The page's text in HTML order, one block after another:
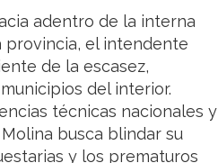
adentro de la interna
provincia, el intendente
de la escasez,
del interior.
técnicas nacionales y
busca blindar su
y los prematuros